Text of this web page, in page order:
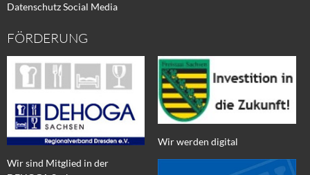
Datenschutz Social Media
FÖRDERUNG
Wir sind Mitglied in der
Wir werden digital